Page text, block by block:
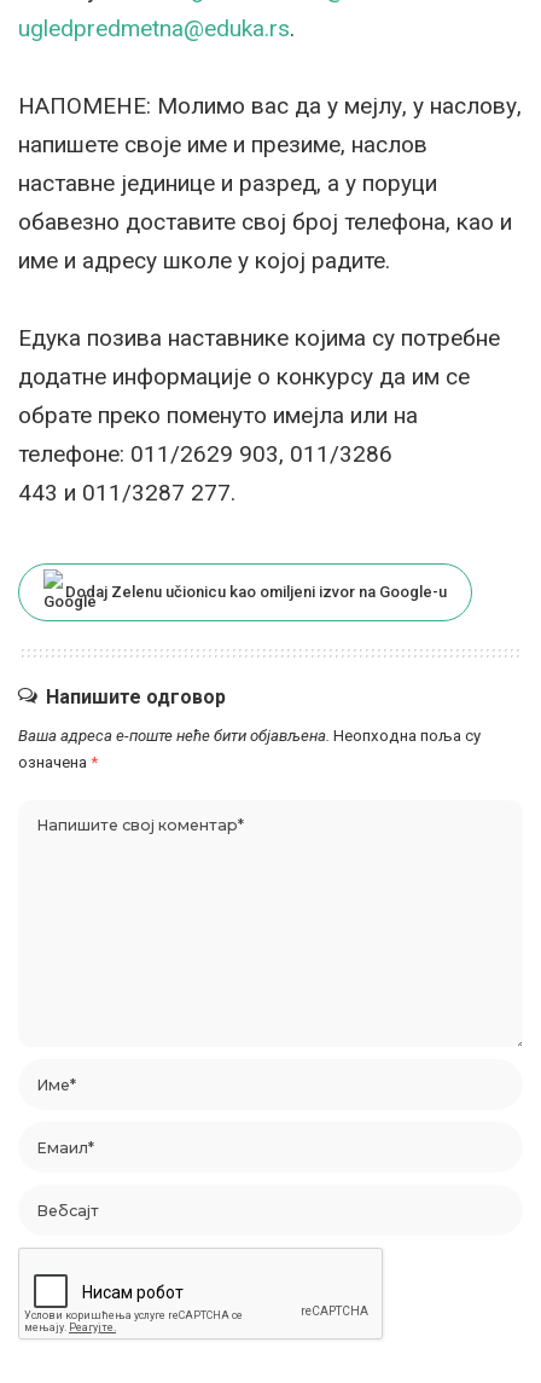
ugledpredmetna@eduka.rs.
НАПОМЕНЕ: Молимо вас да у мејлу, у наслову,
напишете своје име и презиме, наслов
наставне јединице и разред, а у поруци
обавезно доставите свој број телефона, као и
име и адресу школе у којој радите.
Едука позива наставнике којима су потребне
додатне информације о конкурсу да им се
обрате преко поменуто имејла или на
телефоне: 011/2629 903, 011/3286
443 и 011/3287 277.
Dodaj Zelenu učionicu kao omiljeni izvor na Google-u
Напишите одговор
Ваша адреса е-поште неће бити објављена. Неопходна поља су
означена *